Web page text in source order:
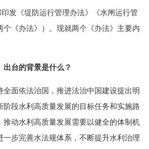
《堤防运行管理办法》《水闸运行管
个《办法》）。现就两个《办法》主要内
出台的背景是什么？
面依法治国，推进法治中国建设提出明
阶段水利高质量发展的目标任务和实施路
推动水利高质量发展需要以健全的体制机
一步完善水法规体系，不断提升水利治理